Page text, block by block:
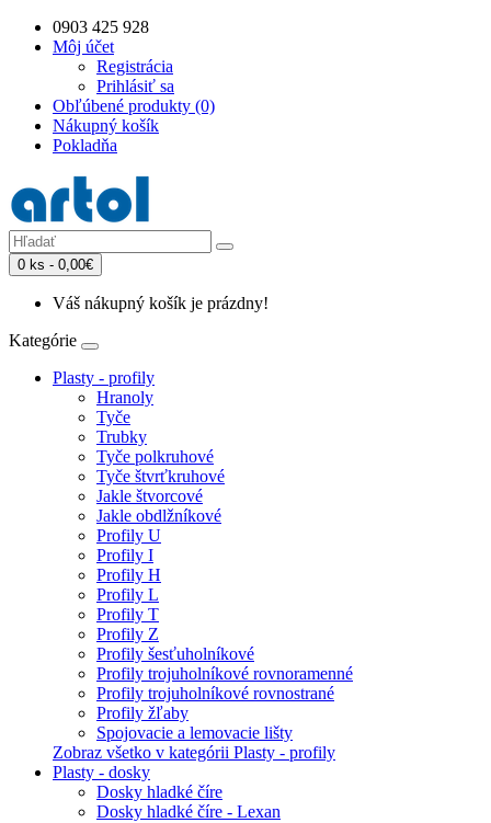
0903 425 928
Môj účet
Registrácia
Prihlásiť sa
Obľúbené produkty (0)
Nákupný košík
Pokladňa
0 ks - 0,00€
Váš nákupný košík je prázdny!
Kategórie
Plasty - profily
Hranoly
Tyče
Trubky
Tyče polkruhové
Tyče štvrťkruhové
Jakle štvorcové
Jakle obdlžníkové
Profily U
Profily I
Profily H
Profily L
Profily T
Profily Z
Profily šesťuholníkové
Profily trojuholníkové rovnoramenné
Profily trojuholníkové rovnostrané
Profily žľaby
Spojovacie a lemovacie lišty
Zobraz všetko v kategórii Plasty - profily
Plasty - dosky
Dosky hladké číre
Dosky hladké číre - Lexan